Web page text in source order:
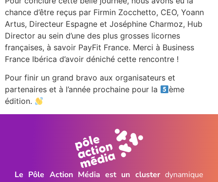
chance d’être reçus par Firmin Zocchetto, CEO, Yoann
Artus, Directeur Espagne et Joséphine Charmoz, Hub
Director au sein d’une des plus grosses licornes
françaises, à savoir PayFit France. Merci à Business
France Ibérica d’avoir déniché cette rencontre !
Pour finir un grand bravo aux organisateurs et
partenaires et à l’année prochaine pour la
ème
édition.
Le Pôle Action Média est un clusterdynamique